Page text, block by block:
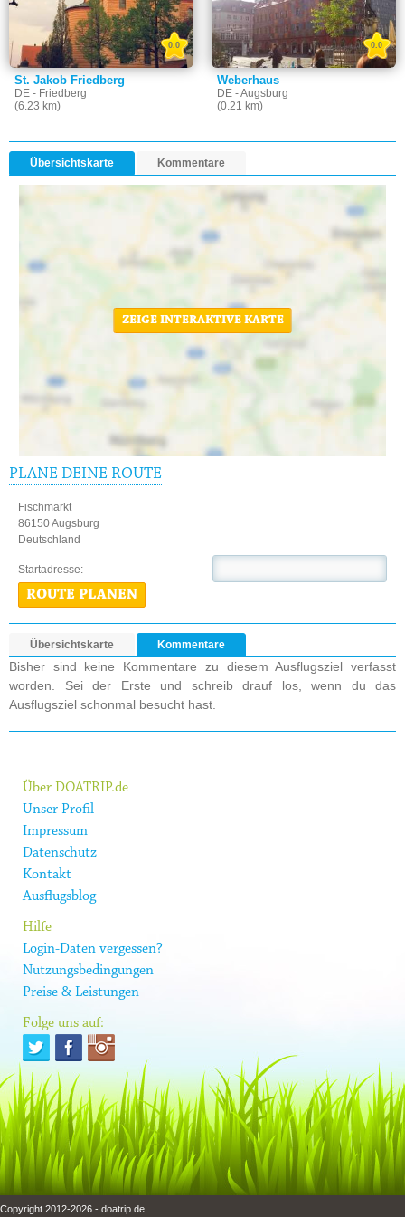
St. Jakob Friedberg
DE - Friedberg
(6.23 km)
0.0
Weberhaus
DE - Augsburg
(0.21 km)
0.0
Übersichtskarte Kommentare
ZEIGE INTERAKTIVE KARTE
PLANE DEINE ROUTE
Fischmarkt
86150 Augsburg
Deutschland
Startadresse:
ROUTE PLANEN
Übersichtskarte Kommentare
Bisher sind keine Kommentare zu diesem Ausflugsziel verfasst
worden. Sei der Erste und schreib drauf los, wenn du das
Ausflugsziel schonmal besucht hast.
Über DOATRIP.de
Unser Profil
Impressum
Datenschutz
Kontakt
Ausflugsblog
Hilfe
Login-Daten vergessen?
Nutzungsbedingungen
Preise & Leistungen
Folge uns auf:
Copyright 2012-2026 - doatrip.de